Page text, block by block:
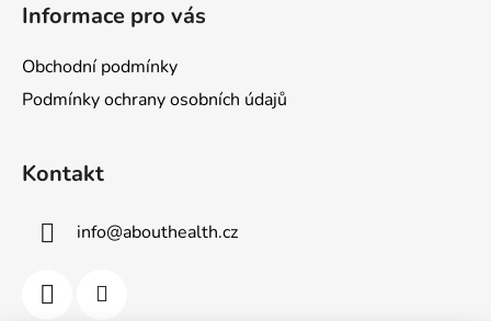
Informace pro vás
Obchodní podmínky
Podmínky ochrany osobních údajů
Kontakt
info@abouthealth.cz